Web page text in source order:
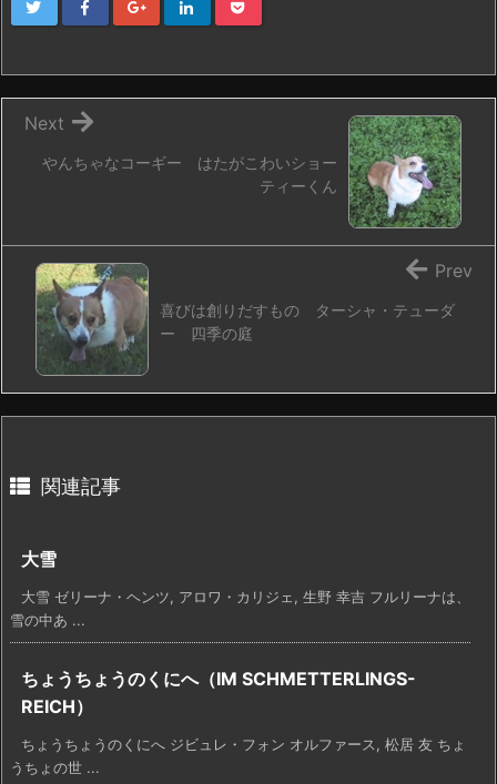
やんちゃなコーギー はたがこわいショー
ティーくん
Next
喜びは創りだすもの ターシャ・テューダ
ー 四季の庭
Prev
関連記事
大雪
大雪 ゼリーナ・ヘンツ, アロワ・カリジェ, 生野 幸吉 フルリーナは、
雪の中あ ...
ちょうちょうのくにへ（IM SCHMETTERLINGS-
REICH）
ちょうちょうのくにへ ジビュレ・フォン オルファース, 松居 友 ちょ
うちょの世 ...